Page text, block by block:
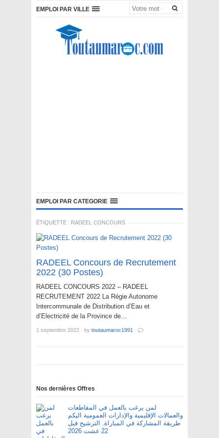
EMPLOI PAR VILLE
EMPLOI PAR CATEGORIE
ÉTIQUETTE : RADEEL CONCOURS
RADEEL Concours de Recrutement
2022 (30 Postes)
RADEEL CONCOURS 2022 – RADEEL
RECRUTEMENT 2022 La Régie Autonome
Intercommunale de Distribution d’Eau et
d’Electricité de la Province de…
1 septembre 2022 · by toutaumaroc1991 ·
Nos dernières Offres
لمن يرغب بالعمل في المقاطعات
والعمالات الإقليمية والإدارات العمومية اليكم
طريقة المشاركة في المباراة. الترشيح قبل
22 غشت 2026